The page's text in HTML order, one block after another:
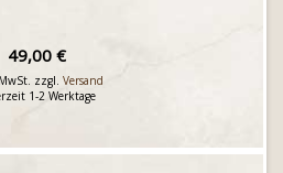
49,00 €
zzgl. Versand
1-2 Werktage